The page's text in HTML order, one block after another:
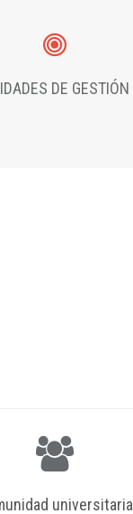
DE GESTIÓN
universitaria